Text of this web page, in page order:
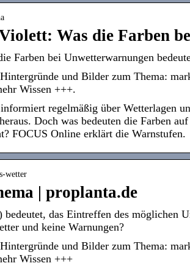
Was die Farben
Farben bei Unwetterwarnungen
und Bilder zum Thema:
Wissen +++.
regelmäßig über Wetterlagen
Doch was bedeuten die Farben
FOCUS Online erklärt die Warnstufen.
wetter
| proplanta.de
das Eintreffen des möglichen
und keine Warnungen?
und Bilder zum Thema:
Wissen +++